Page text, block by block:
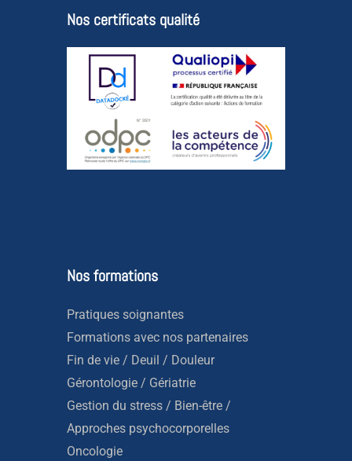
Nos certificats qualité
Nos formations
Pratiques soignantes
Formations avec nos partenaires
Fin de vie / Deuil / Douleur
Gérontologie / Gériatrie
Gestion du stress / Bien-être /
Approches psychocorporelles
Oncologie